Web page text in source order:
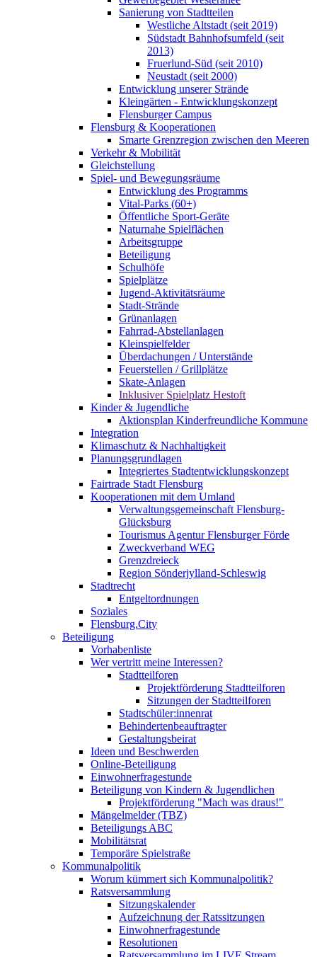
Sanierung von Stadtteilen
Westliche Altstadt (seit 2019)
Südstadt Bahnhofsumfeld (seit
2013)
Fruerlund-Süd (seit 2010)
Neustadt (seit 2000)
Entwicklung unserer Strände
Kleingärten - Entwicklungskonzept
Flensburger Campus
Flensburg & Kooperationen
Smarte Grenzregion zwischen den Meeren
Verkehr & Mobilität
Gleichstellung
Spiel- und Bewegungsräume
Entwicklung des Programms
Vital-Parks (60+)
Öffentliche Sport-Geräte
Naturnahe Spielflächen
Arbeitsgruppe
Beteiligung
Schulhöfe
Spielplätze
Jugend-Aktivitätsräume
Stadt-Strände
Grünanlagen
Fahrrad-Abstellanlagen
Kleinspielfelder
Überdachungen / Unterstände
Feuerstellen / Grillplätze
Skate-Anlagen
Inklusiver Spielplatz Hestoft
Kinder & Jugendliche
Aktionsplan Kinderfreundliche Kommune
Integration
Klimaschutz & Nachhaltigkeit
Planungsgrundlagen
Integriertes Stadtentwicklungskonzept
Fairtrade Stadt Flensburg
Kooperationen mit dem Umland
Verwaltungsgemeinschaft Flensburg-
Glücksburg
Tourismus Agentur Flensburger Förde
Zweckverband WEG
Grenzdreieck
Region Sönderjylland-Schleswig
Stadtrecht
Entgeltordnungen
Soziales
Flensburg.City
Beteiligung
Vorhabenliste
Wer vertritt meine Interessen?
Stadtteilforen
Projektförderung Stadtteilforen
Sitzungen der Stadtteilforen
Stadtschüler:innenrat
Behindertenbeauftragter
Gestaltungsbeirat
Ideen und Beschwerden
Online-Beteiligung
Einwohnerfragestunde
Beteiligung von Kindern & Jugendlichen
Projektförderung "Mach was draus!"
Mängelmelder (TBZ)
Beteiligungs ABC
Mobilitätsrat
Temporäre Spielstraße
Kommunalpolitik
Worum kümmert sich Kommunalpolitik?
Ratsversammlung
Sitzungskalender
Aufzeichnung der Ratssitzungen
Einwohnerfragestunde
Resolutionen